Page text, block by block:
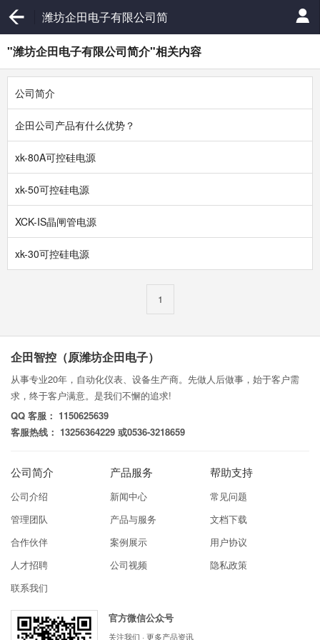
潍坊企田电子有限公司简
介
"潍坊企田电子有限公司简介"相关内容
公司简介
企田公司产品有什么优势？
xk-80A可控硅电源
xk-50可控硅电源
XCK-IS晶闸管电源
xk-30可控硅电源
1
企田智控（原潍坊企田电子）
从事专业20年，自动化仪表、设备生产商。先做人后做事，始于客户需
求，终于客户满意。是我们不懈的追求!
QQ 客服： 1150625639
客服热线： 13256364229 或0536-3218659
公司简介
公司介绍
管理团队
合作伙伴
人才招聘
联系我们
产品服务
新闻中心
产品与服务
案例展示
公司视频
帮助支持
常见问题
文档下载
用户协议
隐私政策
官方微信公众号
关注我们 · 更多产品资讯